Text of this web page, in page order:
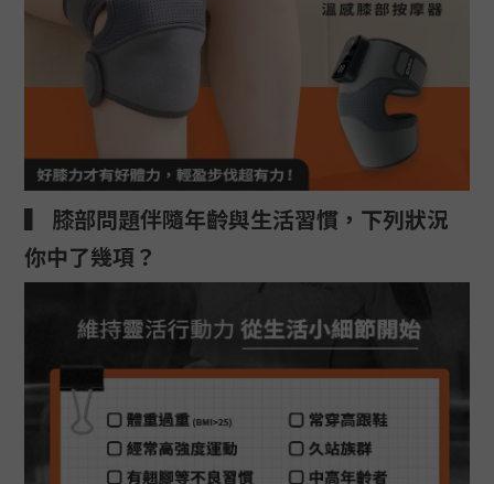
▍ 膝部問題伴隨年齡與生活習慣，下列狀況
你中了幾項？